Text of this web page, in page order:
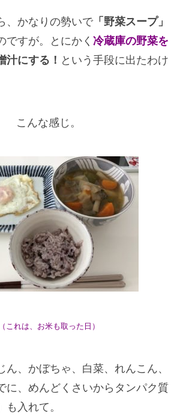
、かなりの勢いで「野菜スープ」
ですが。とにかく 冷蔵庫の野菜を
汁にする！ という手段に出たわけ
こんな感じ。
（これは、お米も取った日）
ん、かぼちゃ、白菜、れんこん、
に、めんどくさいからタンパク質
も入れて。